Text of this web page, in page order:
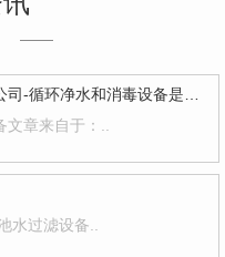
章来自于：..
水过滤设备..